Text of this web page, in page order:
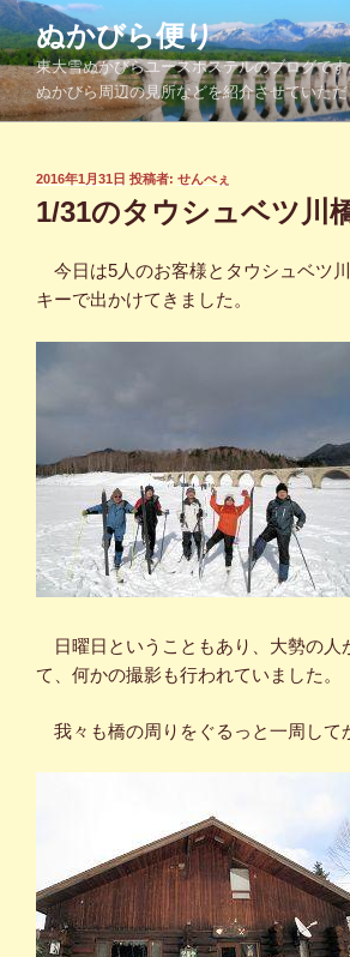
コ
ン
テ
ン
ツ
ぬかびら便り
東大雪ぬかびらユースホステルのブログで
ぬかびら周辺の見所などを紹介させていた
投
稿
日:
2016年1月31日 投稿者: せんべぇ
1/31のタウシュベツ川
今日は5人のお客様とタウシュベツ
キーで出かけてきました。
日曜日ということもあり、大勢の人
て、何かの撮影も行われていました。
我々も橋の周りをぐるっと一周して